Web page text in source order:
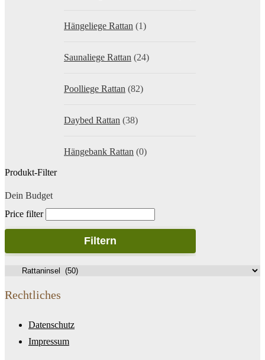
Hängeliege Rattan (1)
Saunaliege Rattan (24)
Poolliege Rattan (82)
Daybed Rattan (38)
Hängebank Rattan (0)
Produkt-Filter
Dein Budget
Price filter
Filtern
Rechtliches
Datenschutz
Impressum